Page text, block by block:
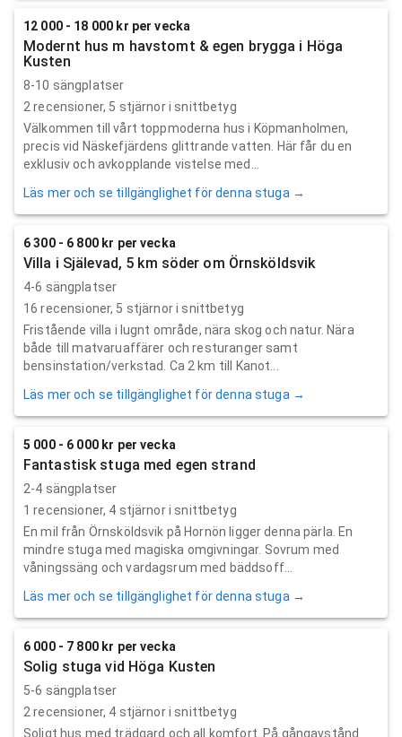
12 000 - 18 000 kr per vecka
Modernt hus m havstomt & egen brygga i Höga
Kusten
8-10 sängplatser
2 recensioner, 5 stjärnor i snittbetyg
Välkommen till vårt toppmoderna hus i Köpmanholmen,
precis vid Näskefjärdens glittrande vatten. Här får du en
exklusiv och avkopplande vistelse med...
Läs mer och se tillgänglighet för denna stuga →
6 300 - 6 800 kr per vecka
Villa i Själevad, 5 km söder om Örnsköldsvik
4-6 sängplatser
16 recensioner, 5 stjärnor i snittbetyg
Fristående villa i lugnt område, nära skog och natur. Nära
både till matvaruaffärer och resturanger samt
bensinstation/verkstad. Ca 2 km till Kanot...
Läs mer och se tillgänglighet för denna stuga →
5 000 - 6 000 kr per vecka
Fantastisk stuga med egen strand
2-4 sängplatser
1 recensioner, 4 stjärnor i snittbetyg
En mil från Örnsköldsvik på Hornön ligger denna pärla. En
mindre stuga med magiska omgivningar. Sovrum med
våningssäng och vardagsrum med bäddsoff...
Läs mer och se tillgänglighet för denna stuga →
6 000 - 7 800 kr per vecka
Solig stuga vid Höga Kusten
5-6 sängplatser
2 recensioner, 4 stjärnor i snittbetyg
Soligt hus med trädgard och all komfort. På gångavstånd